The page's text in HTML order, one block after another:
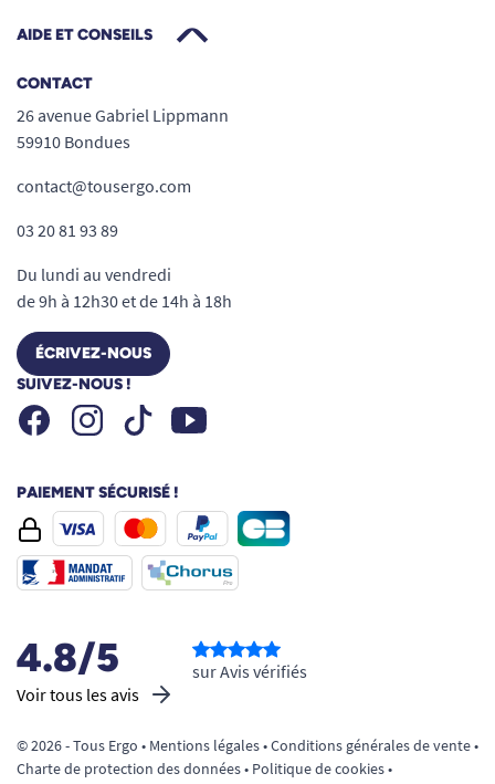
AIDE ET CONSEILS
CONTACT
26 avenue Gabriel Lippmann
59910 Bondues
contact@tousergo.com
03 20 81 93 89
Du lundi au vendredi
de 9h à 12h30 et de 14h à 18h
ÉCRIVEZ-NOUS
SUIVEZ-NOUS !
FacebookInstagramTiktok Youtube
PAIEMENT SÉCURISÉ !
4.8/5
Voir tous les avis
sur Avis vérifiés
© 2026 - Tous Ergo • Mentions légales•Conditions générales de vente•
Charte de protection des données• Politique de cookies•